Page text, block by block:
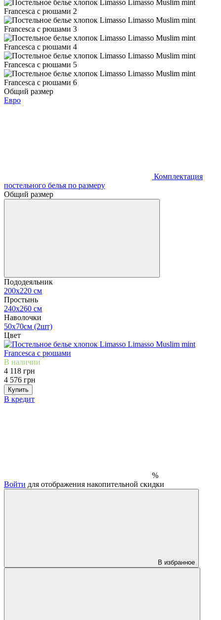
Общий размер
Евро
Комплектация
постельного белья по размеру
Общий размер
Пододеяльник
200х220 см
Простынь
240х260 см
Наволочки
50х70см (2шт)
Цвет
В наличии
4 118 грн
4 576 грн
Купить
В кредит
%
Войти для отображения накопительной скидки
В избранное